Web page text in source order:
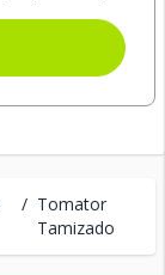
/ Tomator
Tamizado